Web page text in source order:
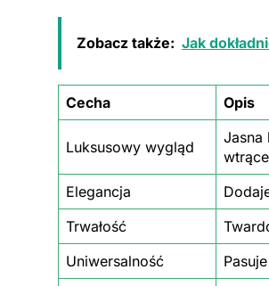
Zobacz także: Jak
Cecha Opis
Luksusowy wygląd
Jasna
Elegancja
Trwałość
Uniwersalność